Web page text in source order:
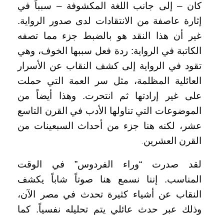
كان – إلى جانب اللغة المكشوفة – سبباً في
إثارة عاصفة من الانتقادات لدى صدور الرواية.
غير أن هذا النقد هو بالضبط جزء مما تصفه
الكاتبة في الرواية: ردة فعل سببها الخوف، وهي
تقود في الرواية إلى كشف النقاب عن الأسرار
العائلية المظلمة، مثل سر العمة التي حملت
على غير إرادتها ثم انتحرت. وهذا أيضاً من
الموضوعات التي تناولها الأدب في القرن التاسع
عشر، لكنه هنا جزء من أحداث السبعينات من
القرن العشرين.
لقد صدرت “وراء الفردوس” في الوقت
المناسب. إننا نسمع هنا صوتاً شاباً يكشف
النقاب عن أشياء كثيرة تحدث في مصر الآن،
وذلك عبر حدث عائلي يتم تحليله نفسياً. كما